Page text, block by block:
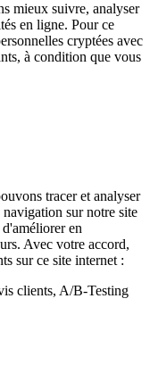
mieux suivre, analyser
en ligne. Pour ce
cryptées avec
à condition que vous
tracer et analyser
sur notre site
en
Avec votre accord,
sur ce site internet :
clients, A/B-Testing